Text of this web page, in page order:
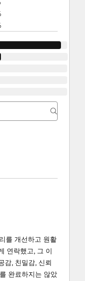
를 개선하고 원활
연락했고, 그 이
감, 친밀감, 신뢰
완료하지는 않았